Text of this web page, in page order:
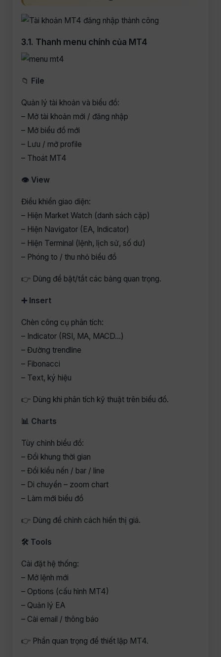
3.1. Thanh menu chính của MT4
📁 File
Quản lý tài khoản và biểu đồ:
– Mở tài khoản mới / đăng nhập
– Mở biểu đồ mới
– Lưu / mở profile
– Thoát MT4
👁 View
Điều khiển giao diện:
– Hiện Market Watch (danh sách cặp)
– Hiện Navigator (EA, Indicator)
– Hiện Terminal (lệnh, lịch sử, số dư)
– Phóng to / thu nhỏ biểu đồ
👉 Dùng để bật/tắt các bảng quan trọng.
➕ Insert
Chèn công cụ phân tích:
– Indicator (RSI, MA, MACD…)
– Đường trendline
– Fibonacci
– Text, ký hiệu
👉 Dùng khi phân tích kỹ thuật trên biểu đồ.
📊 Charts
Tùy chỉnh biểu đồ:
– Đổi khung thời gian
– Đổi kiểu nến / bar / line
– Di chuyển – zoom chart
– Làm mới biểu đồ
👉 Dùng để chỉnh cách hiển thị giá.
🛠 Tools
Cài đặt hệ thống:
– Mở lệnh mới
– Options (cấu hình MT4)
– Quản lý EA
– Cài email / thông báo
👉 Phần quan trọng để thiết lập MT4.